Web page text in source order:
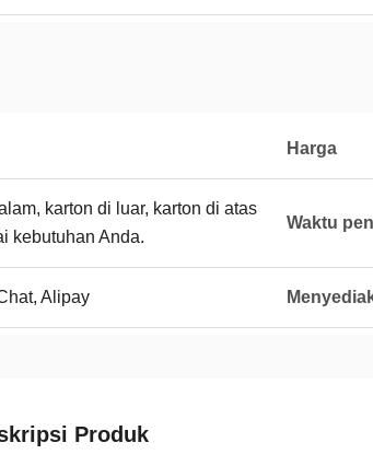
Harga
karton di luar, karton di atas
kebutuhan Anda.
Waktu
Alipay
Produk